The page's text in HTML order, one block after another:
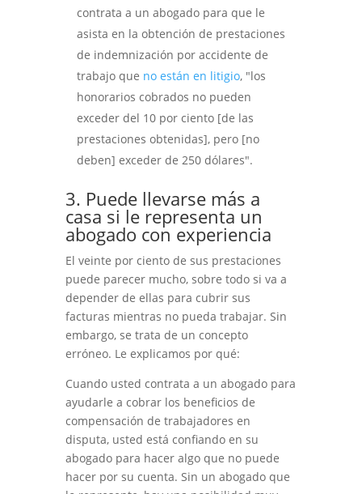
contrata a un abogado para que le
asista en la obtención de prestaciones
de indemnización por accidente de
trabajo que no están en litigio, "los
honorarios cobrados no pueden
exceder del 10 por ciento [de las
prestaciones obtenidas], pero [no
deben] exceder de 250 dólares".
3. Puede llevarse más a
casa si le representa un
abogado con experiencia
El veinte por ciento de sus prestaciones
puede parecer mucho, sobre todo si va a
depender de ellas para cubrir sus
facturas mientras no pueda trabajar. Sin
embargo, se trata de un concepto
erróneo. Le explicamos por qué:
Cuando usted contrata a un abogado para
ayudarle a cobrar los beneficios de
compensación de trabajadores en
disputa, usted está confiando en su
abogado para hacer algo que no puede
hacer por su cuenta. Sin un abogado que